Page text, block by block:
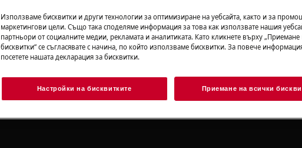
Търсене сред нашите помощни статии
Използваме бисквитки и други технологии за оптимизиране на уебсайта, както и за
маркетингови цели. Също така споделяме информация за това как използвате нашия
партньори от социалните медии, рекламата и аналитиката. Като кликнете върху „Приемане
бисквитки“ се съгласявате с начина, по който използваме бисквитки. За повече
посетете нашата декларация за бисквитки.
Настройки на бисквитките Приемане на всички